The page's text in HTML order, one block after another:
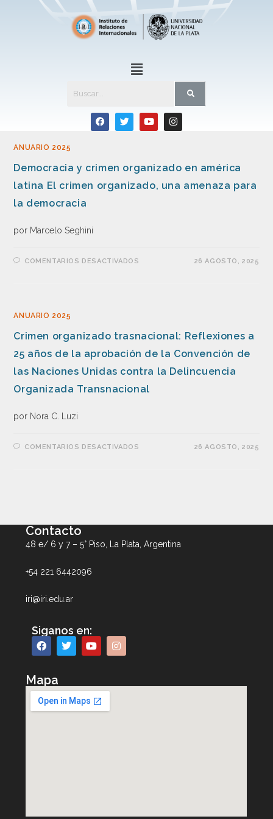
ANUARIO 2025
Democracia y crimen organizado en américa
latina El crimen organizado, una amenaza para
la democracia
por Marcelo Seghini
COMENTARIOS DESACTIVADOS 26 AGOSTO, 2025
ANUARIO 2025
Crimen organizado trasnacional: Reflexiones a
25 años de la aprobación de la Convención de
las Naciones Unidas contra la Delincuencia
Organizada Transnacional
por Nora C. Luzi
COMENTARIOS DESACTIVADOS 26 AGOSTO, 2025
Contacto
48 e/ 6 y 7 – 5° Piso, La Plata, Argentina
+54 221 6442096
iri@iri.edu.ar
Siganos en:
Mapa